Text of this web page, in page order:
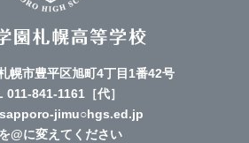
幌市豊平区旭町4丁目1番42号
011-841-1161［代］
jimu○hgs.ed.jp
@に変えてください